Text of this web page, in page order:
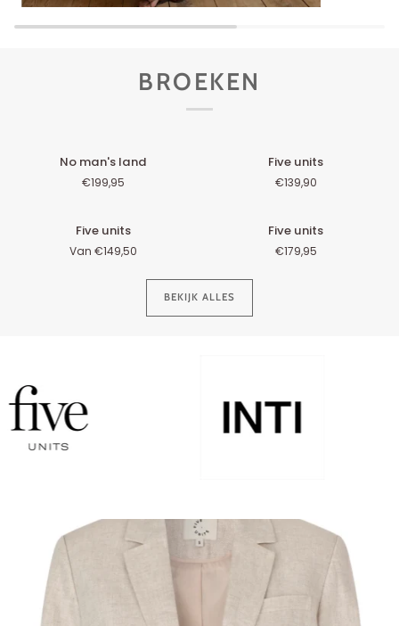
BROEKEN
No man's land
€199,95
Five units
€139,90
Five units
Van €149,50
Five units
€179,95
BEKIJK ALLES